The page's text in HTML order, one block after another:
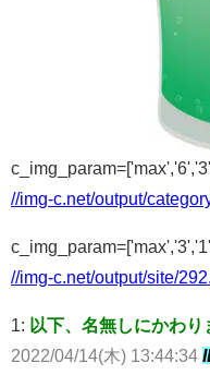
//img-c.net/output/
//img-c.net/output/site/
1: 以下、名無しにかわ
2022/04/14(木) 13:44:34